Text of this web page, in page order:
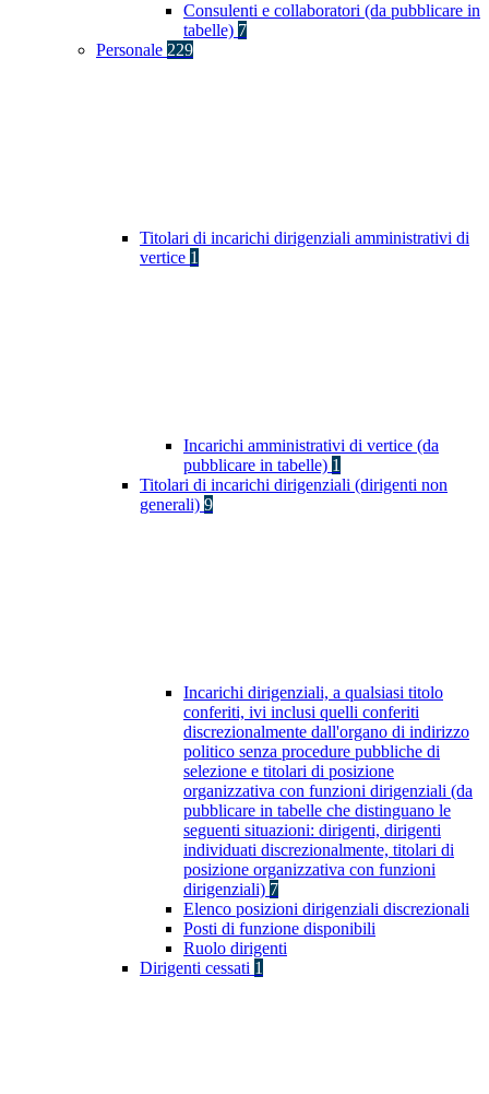
Consulenti e collaboratori (da pubblicare in
tabelle) 7
Personale 229
Titolari di incarichi dirigenziali amministrativi di
vertice 1
Incarichi amministrativi di vertice (da
pubblicare in tabelle) 1
Titolari di incarichi dirigenziali (dirigenti non
generali) 9
Incarichi dirigenziali, a qualsiasi titolo
conferiti, ivi inclusi quelli conferiti
discrezionalmente dall'organo di indirizzo
politico senza procedure pubbliche di
selezione e titolari di posizione
organizzativa con funzioni dirigenziali (da
pubblicare in tabelle che distinguano le
seguenti situazioni: dirigenti, dirigenti
individuati discrezionalmente, titolari di
posizione organizzativa con funzioni
dirigenziali) 7
Elenco posizioni dirigenziali discrezionali
Posti di funzione disponibili
Ruolo dirigenti
Dirigenti cessati 1